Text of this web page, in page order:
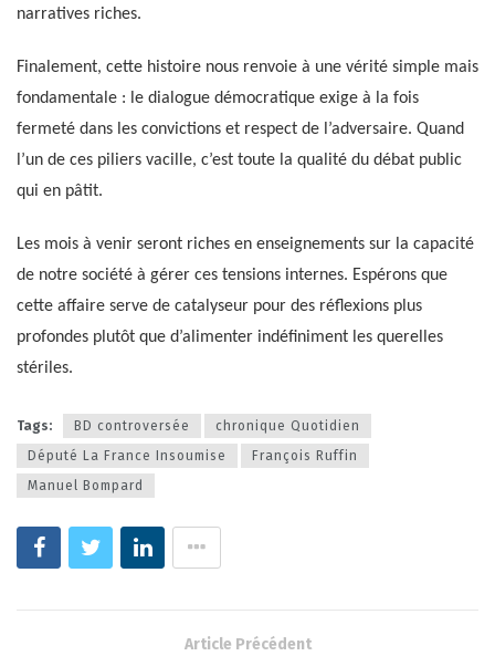
narratives riches.
Finalement, cette histoire nous renvoie à une vérité simple mais
fondamentale : le dialogue démocratique exige à la fois
fermeté dans les convictions et respect de l’adversaire. Quand
l’un de ces piliers vacille, c’est toute la qualité du débat public
qui en pâtit.
Les mois à venir seront riches en enseignements sur la capacité
de notre société à gérer ces tensions internes. Espérons que
cette affaire serve de catalyseur pour des réflexions plus
profondes plutôt que d’alimenter indéfiniment les querelles
stériles.
Tags: BD controversée
chronique Quotidien
Député La France Insoumise
François Ruffin
Manuel Bompard
Article Précédent